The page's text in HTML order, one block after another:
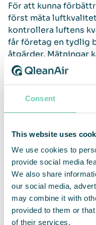
Consent
This website uses
We use cookies to
provide social media
We also share
our social media,
may combine it with
provided to them or
of their services.
För att kunna
först mäta
kontrollera luftens
får företag en tydlig
åtgärder. Mätningar
sensorer,
nivåer av damm,
sätta in rätt åtgärder.
industriella
städning och
uppföljning gör att
minska sjukfrånvaro
och produktiv